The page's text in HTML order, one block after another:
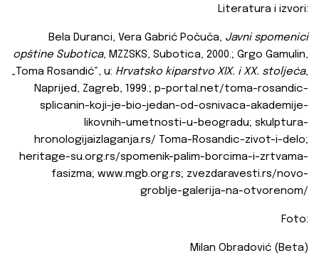
Literatura i izvori:
Bela Duranci, Vera Gabrić Počuča, Javni spomenici
opštine Subotica, MZZSKS, Subotica, 2000.; Grgo Gamulin,
„Toma Rosandić“, u: Hrvatsko kiparstvo XIX. i XX. stoljeća,
Naprijed, Zagreb, 1999.; p-portal.net/toma-rosandic-
splicanin-koji-je-bio-jedan-od-osnivaca-akademije-
likovnih-umetnosti-u-beogradu; skulptura-
hronologijaizlaganja.rs/ Toma-Rosandic-zivot-i-delo;
heritage-su.org.rs/spomenik-palim-borcima-i-zrtvama-
fasizma; www.mgb.org.rs; zvezdaravesti.rs/novo-
groblje-galerija-na-otvorenom/
Foto:
Milan Obradović (Beta)